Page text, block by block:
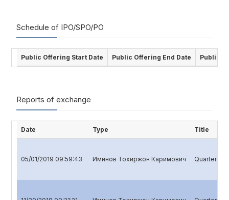
Schedule of IPO/SPO/PO
Public Offering Start Date Public Offering End Date Public
Reports of exchange
Date Type Title
05/01/2019 09:59:43 Иминов Тохиржон Каримович Quarterly